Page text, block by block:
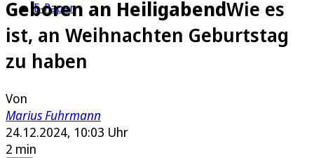
E-Paper
Geboren an HeiligabendWie es
ist, an Weihnachten Geburtstag
zu haben
Von
Marius Fuhrmann
24.12.2024, 10:03 Uhr
2 min